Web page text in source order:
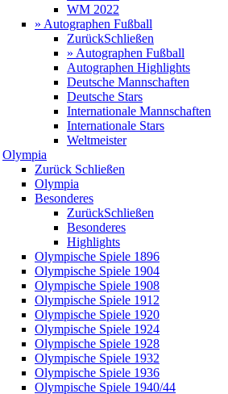
WM 2022
» Autographen Fußball
ZurückSchließen
» Autographen Fußball
Autographen Highlights
Deutsche Mannschaften
Deutsche Stars
Internationale Mannschaften
Internationale Stars
Weltmeister
Olympia
Zurück Schließen
Olympia
Besonderes
ZurückSchließen
Besonderes
Highlights
Olympische Spiele 1896
Olympische Spiele 1904
Olympische Spiele 1908
Olympische Spiele 1912
Olympische Spiele 1920
Olympische Spiele 1924
Olympische Spiele 1928
Olympische Spiele 1932
Olympische Spiele 1936
Olympische Spiele 1940/44